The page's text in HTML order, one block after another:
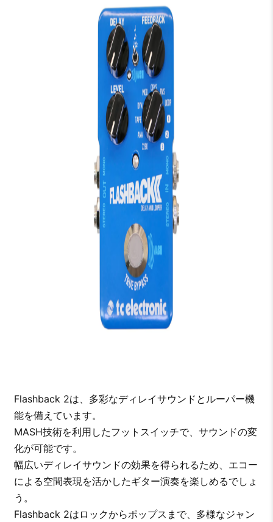
Flashback 2は、多彩なディレイサウンドとルーパー機
能を備えています。
MASH技術を利用したフットスイッチで、サウンドの変
化が可能です。
幅広いディレイサウンドの効果を得られるため、エコー
による空間表現を活かしたギター演奏を楽しめるでしょ
う。
Flashback 2はロックからポップスまで、多様なジャン